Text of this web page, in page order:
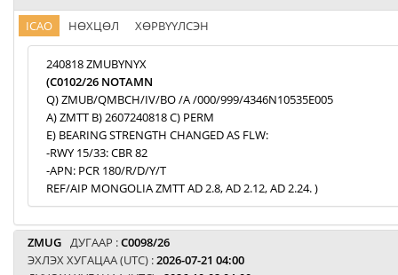
ICAO НӨХЦӨЛ ХӨРВҮҮЛСЭН
240818 ZMUBYNYX
(C0102/26 NOTAMN
Q) ZMUB/QMBCH/IV/BO /A /000/999/4346N10535E005
A) ZMTT B) 2607240818 C) PERM
E) BEARING STRENGTH CHANGED AS FLW:
-RWY 15/33: CBR 82
-APN: PCR 180/R/D/Y/T
REF/AIP MONGOLIA ZMTT AD 2.8, AD 2.12, AD 2.24. )
ZMUG ДУГААР :C0098/26
ЭХЛЭХ ХУГАЦАА (UTC) :2026-07-21 04:00